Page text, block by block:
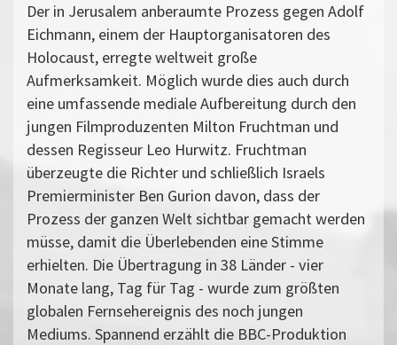
Der in Jerusalem anberaumte Prozess gegen Adolf
Eichmann, einem der Hauptorganisatoren des
Holocaust, erregte weltweit große
Aufmerksamkeit. Möglich wurde dies auch durch
eine umfassende mediale Aufbereitung durch den
jungen Filmproduzenten Milton Fruchtman und
dessen Regisseur Leo Hurwitz. Fruchtman
überzeugte die Richter und schließlich Israels
Premierminister Ben Gurion davon, dass der
Prozess der ganzen Welt sichtbar gemacht werden
müsse, damit die Überlebenden eine Stimme
erhielten. Die Übertragung in 38 Länder - vier
Monate lang, Tag für Tag - wurde zum größten
globalen Fernsehereignis des noch jungen
Mediums. Spannend erzählt die BBC-Produktion